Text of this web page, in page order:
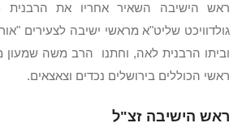
ראש הישיבה זצ"ל
ראש הישיבה השאיר אחריו את הרבנית
גולדוויכט שליט"א מראשי ישיבה לצעירים
וביתו הרבנית לאה, וחתנו הרב משה שמעון
ראשי הכוללים בירושלים נכדים וצאצאים.